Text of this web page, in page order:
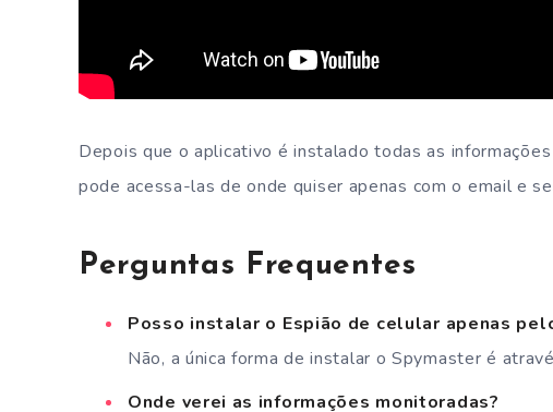
Depois que o aplicativo é instalado todas as
pode acessa-las de onde quiser apenas com o email e
Perguntas Frequentes
Posso instalar o Espião de celular apenas
Não, a única forma de instalar o Spymaster é
Onde verei as informações monitoradas?